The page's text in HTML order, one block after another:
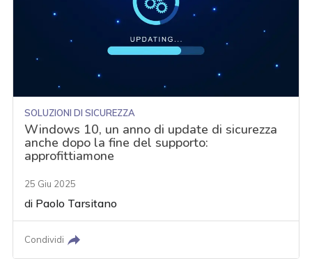
SOLUZIONI DI SICUREZZA
Windows 10, un anno di update di sicurezza
anche dopo la fine del supporto:
approfittiamone
25 Giu 2025
di Paolo Tarsitano
Condividi